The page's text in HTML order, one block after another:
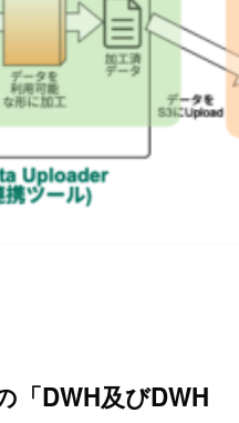
「DWH及びDWH